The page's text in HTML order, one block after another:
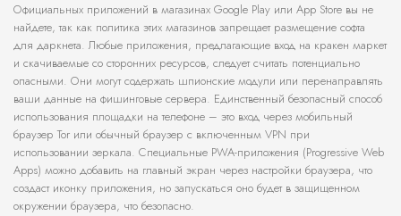
Официальных приложений в магазинах Google Play или App Store вы не
найдете, так как политика этих магазинов запрещает размещение софта
для даркнета. Любые приложения, предлагающие вход на кракен маркет
и скачиваемые со сторонних ресурсов, следует считать потенциально
опасными. Они могут содержать шпионские модули или перенаправлять
ваши данные на фишинговые сервера. Единственный безопасный способ
использования площадки на телефоне – это вход через мобильный
браузер Tor или обычный браузер с включенным VPN при
использовании зеркала. Специальные PWA-приложения (Progressive Web
Apps) можно добавить на главный экран через настройки браузера, что
создаст иконку приложения, но запускаться оно будет в защищенном
окружении браузера, что безопасно.